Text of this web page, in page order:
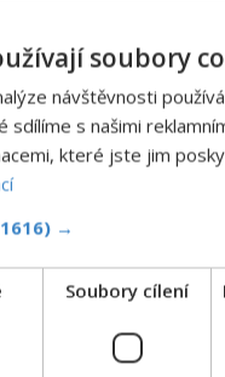
tak učinit
na číslo
zajišťuje Airtoy a.s. Infolinka:
soubory
návštěvnosti
sdílíme s našimi
které jste jim
→
Soubory cílení